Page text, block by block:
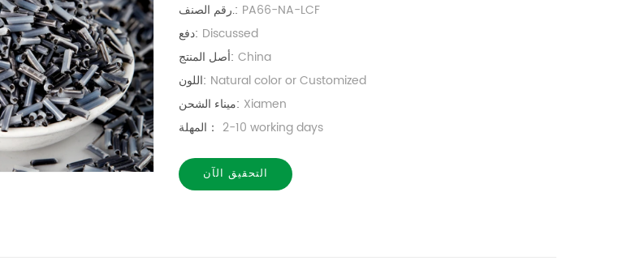
رقم الصنف.: PA66-NA-LCF
دفع: Discussed
أصل المنتج: China
اللون: Natural color or Customized
ميناء الشحن: Xiamen
المهلة： 2-10 working days
التحقيق الآن